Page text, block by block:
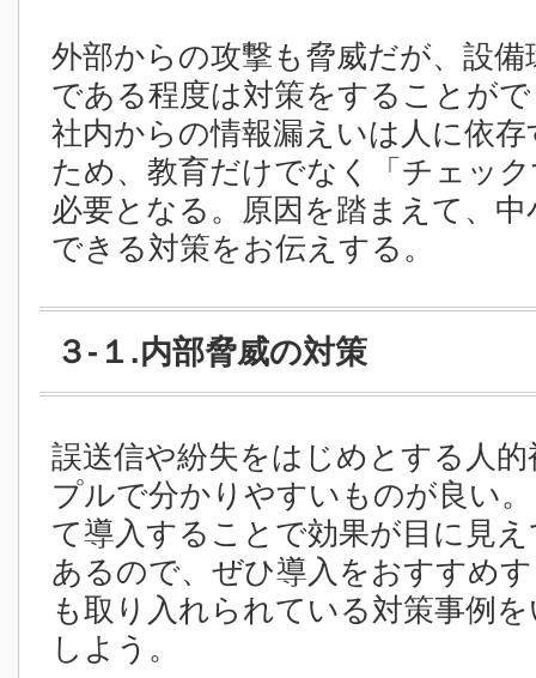
外部からの攻撃も脅威だが、設
である程度は対策をすることが
社内からの情報漏えいは人に依
ため、教育だけでなく「チェッ
必要となる。原因を踏まえて、
できる対策をお伝えする。
３-１.内部脅威の対策
誤送信や紛失をはじめとする人
プルで分かりやすいものが良い
て導入することで効果が目に見
あるので、ぜひ導入をおすすめ
も取り入れられている対策事例
しよう。